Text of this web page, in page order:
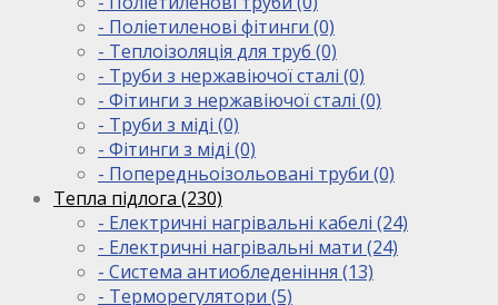
- Поліетиленові фітинги (0)
- Теплоізоляція для труб (0)
- Труби з нержавіючої сталі (0)
- Фітинги з нержавіючої сталі (0)
- Труби з міді (0)
- Фітинги з міді (0)
- Попередньоізольовані труби (0)
Тепла підлога (230)
- Електричні нагрівальні кабелі (24)
- Електричні нагрівальні мати (24)
- Система антиобледеніння (13)
- Терморегулятори (5)